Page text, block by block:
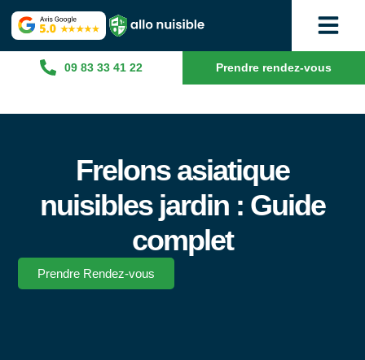
09 83 33 41 22 Prendre rendez-vous
Frelons asiatique
nuisibles jardin : Guide
complet
Prendre Rendez-vous